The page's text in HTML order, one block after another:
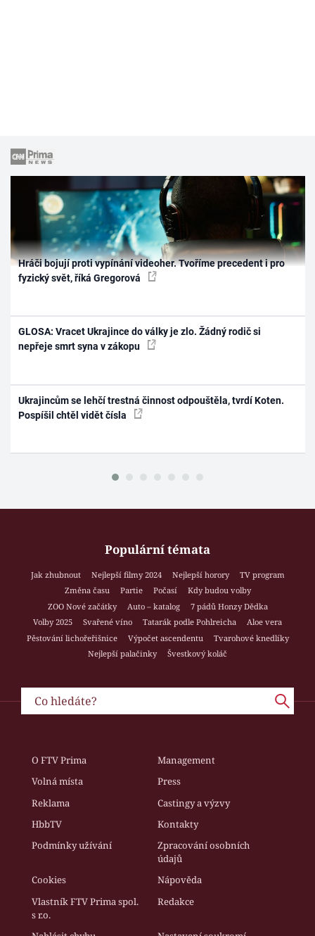
Hráči bojují proti vypínání videoher. Tvoříme precedent i pro
fyzický svět, říká Gregorová
GLOSA: Vracet Ukrajince do války je zlo. Žádný rodič si
nepřeje smrt syna v zákopu
Ukrajincům se lehčí trestná činnost odpouštěla, tvrdí Koten.
Pospíšil chtěl vidět čísla
Populární témata
Jak zhubnout Nejlepší filmy 2024 Nejlepší horory
TV program
Změna času
Partie Počasí
Kdy budou volby
ZOO Nové začátky
Auto – katalog
7 pádů Honzy Dědka
Volby 2025
Svařené víno Tatarák podle Pohlreicha
Aloe vera
Pěstování lichořeřišnice
Výpočet ascendentu
Tvarohové knedlíky
Nejlepší palačinky
Švestkový koláč
O FTV Prima
Management
Volná místa
Press
Reklama
Castingy a výzvy
HbbTV
Kontakty
Podmínky užívání
Zpracování osobních
údajů
Cookies
Nápověda
Vlastník FTV Prima spol.
s r.o.
Redakce